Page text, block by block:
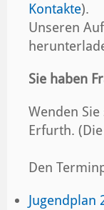
Kontakte).
Unseren
Sie haben
Wenden
Erfurth.
Den
Jugendplan